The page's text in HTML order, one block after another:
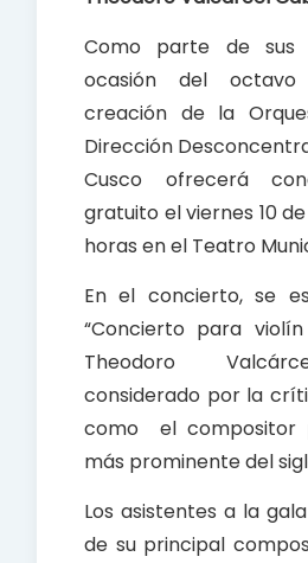
Como parte de sus
ocasión del octavo
creación de la
Dirección
Cusco ofrecerá
gratuito el viernes 10
horas en el Teatro
En el concierto, se
“Concierto para
Theodoro
considerado por la
como el compositor
más prominente del
Los asistentes a la
de su principal